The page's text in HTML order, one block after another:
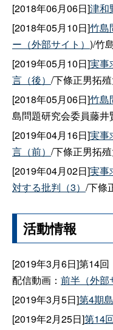
[2018年06月06日]津和
[2018年05月10日]竹島
ー（外部サイト） )/竹
[2019年05月10日]実事
言（後） /下條正男拓
[2018年05月06日]竹島
島問題研究会委員藤井
[2019年04月16日]実事
言（前） /下條正男拓
[2019年04月02日]実事
対する批判（3） /下條
活動情報
[2019年3月6日]第14
配信動画： 前半（外部
[2019年3月5日]第4期
[2019年2月25日]第14